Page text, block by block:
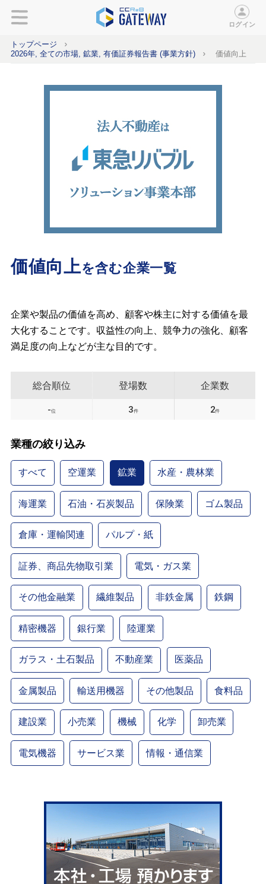
ログイン
トップページ
2026年, 全ての市場, 鉱業, 有価証券報告書 (事業方針)
価値向上
価値向上を含む企業一覧
企業や製品の価値を高め、顧客や株主に対する価値を最
大化することです。収益性の向上、競争力の強化、顧客
満足度の向上などが主な目的です。
総合順位
-位
登場数
3件
企業数
2件
業種の絞り込み
すべて 空運業 鉱業 水産・農林業
海運業 石油・石炭製品 保険業 ゴム製品
倉庫・運輸関連 パルプ・紙
証券、商品先物取引業 電気・ガス業
その他金融業 繊維製品 非鉄金属 鉄鋼
精密機器 銀行業 陸運業
ガラス・土石製品 不動産業 医薬品
金属製品 輸送用機器 その他製品 食料品
建設業 小売業 機械 化学 卸売業
電気機器 サービス業 情報・通信業